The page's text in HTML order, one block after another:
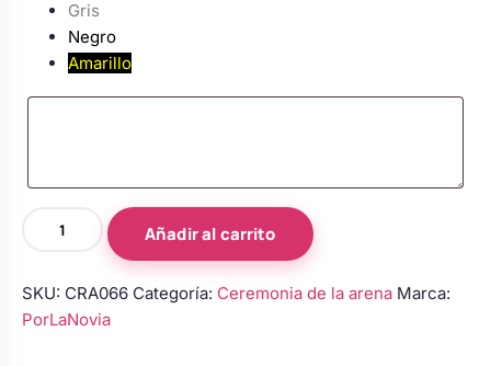
Gris
Negro
Amarillo
de
la
Añadir al carrito
SKU: CRA066 Categoría: Ceremonia de la arena Marca:
PorLaNovia